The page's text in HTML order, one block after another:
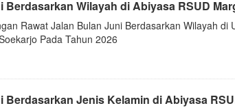
Wilayah di Abiyasa RSUD
Rawat Jalan Bulan Juni Berdasarkan Wilayah di
Pada Tahun 2026
Jenis Kelamin di Abiyasa